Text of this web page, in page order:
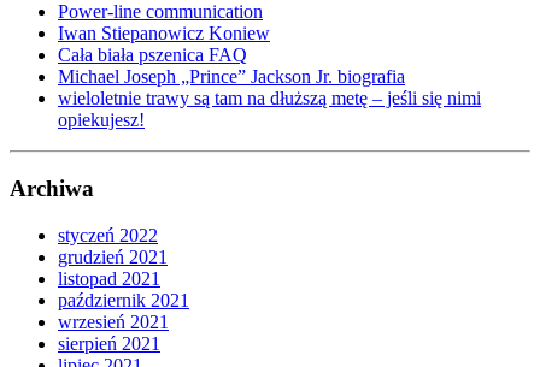
Power-line communication
Iwan Stiepanowicz Koniew
Cała biała pszenica FAQ
Michael Joseph „Prince” Jackson Jr. biografia
wieloletnie trawy są tam na dłuższą metę – jeśli się nimi
opiekujesz!
Archiwa
styczeń 2022
grudzień 2021
listopad 2021
październik 2021
wrzesień 2021
sierpień 2021